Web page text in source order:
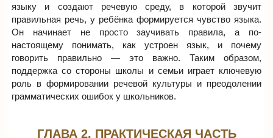
языку и создают речевую среду, в которой звучит
правильная речь, у ребёнка формируется чувство языка.
Он начинает не просто заучивать правила, а по-
настоящему понимать, как устроен язык, и почему
говорить правильно — это важно. Таким образом,
поддержка со стороны школы и семьи играет ключевую
роль в формировании речевой культуры и преодолении
грамматических ошибок у школьников.
ГЛАВА 2. ПРАКТИЧЕСКАЯ ЧАСТЬ